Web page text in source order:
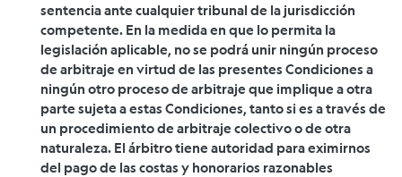
sentencia ante cualquier tribunal de la jurisdicción
competente. En la medida en que lo permita la
legislación aplicable, no se podrá unir ningún proceso
de arbitraje en virtud de las presentes Condiciones a
ningún otro proceso de arbitraje que implique a otra
parte sujeta a estas Condiciones, tanto si es a través de
un procedimiento de arbitraje colectivo o de otra
naturaleza. El árbitro tiene autoridad para eximirnos
del pago de las costas y honorarios razonables